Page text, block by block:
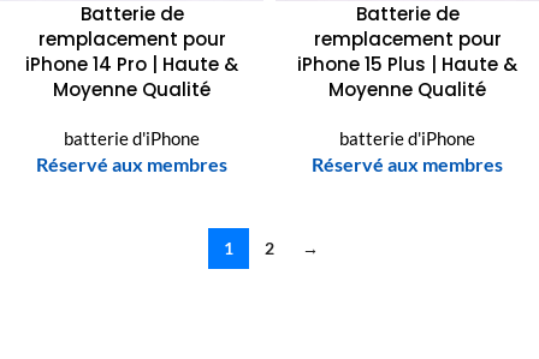
Batterie de
remplacement pour
iPhone 14 Pro | Haute &
Moyenne Qualité
batterie d'iPhone
Réservé aux membres
Batterie de
remplacement pour
iPhone 15 Plus | Haute &
Moyenne Qualité
batterie d'iPhone
Réservé aux membres
1 2 →